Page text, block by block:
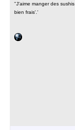
''J'aime manger des sushis
bien frais'.'